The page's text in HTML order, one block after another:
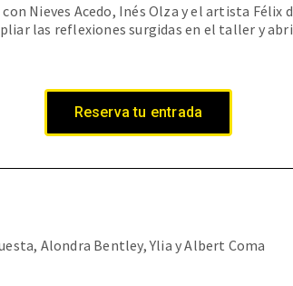
Nieves Acedo, Inés Olza y el artista Félix
las reflexiones surgidas en el taller y
Reserva tu entrada
Alondra Bentley, Ylia y Albert Coma